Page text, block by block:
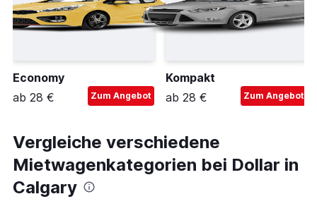
Economy
ab 28 €
Zum Angebot
Kompakt
ab 28 €
Zum Angebot
Vergleiche verschiedene
Mietwagenkategorien bei Dollar in
Calgary